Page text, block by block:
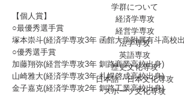
学群について
経済学専攻
経営学専攻
法学専攻
英語専攻
歴史文化専攻
日本語・日本文化専攻
スポーツ文化専攻
【個人賞】
○最優秀選手賞
塚本崇斗(経済学専攻3年 函館大学附属有斗高校
○優秀選手賞
加藤翔弥(経営学専攻3年 釧路商業高校出身)
山崎雅大(経済学専攻3年 札幌啓成高校出身)
金子嘉克(経済学専攻2年 釧路工業高校出身)